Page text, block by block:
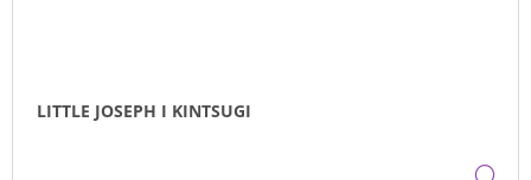
LITTLE JOSEPH I KINTSUGI